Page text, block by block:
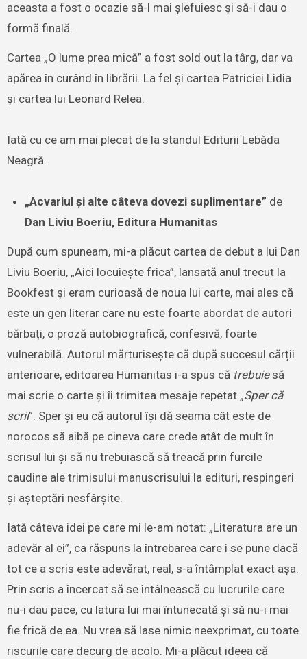
aceasta a fost o ocazie să-l mai șlefuiesc și să-i dau o
formă finală.
Cartea „O lume prea mică” a fost sold out la târg, dar va
apărea în curând în librării. La fel și cartea Patriciei Lidia
și cartea lui Leonard Relea.
Iată cu ce am mai plecat de la standul Editurii Lebăda
Neagră.
„Acvariul și alte câteva dovezi suplimentare” de
Dan Liviu Boeriu, Editura Humanitas
După cum spuneam, mi-a plăcut cartea de debut a lui Dan
Liviu Boeriu, „Aici locuiește frica”, lansată anul trecut la
Bookfest și eram curioasă de noua lui carte, mai ales că
este un gen literar care nu este foarte abordat de autori
bărbați, o proză autobiografică, confesivă, foarte
vulnerabilă. Autorul mărturisește că după succesul cărții
anterioare, editoarea Humanitas i-a spus că trebuiesă
mai scrie o carte și îi trimitea mesaje repetat „Sper că
scrii”. Sper și eu că autorul își dă seama cât este de
norocos să aibă pe cineva care crede atât de mult în
scrisul lui și să nu trebuiască să treacă prin furcile
caudine ale trimisului manuscrisului la edituri, respingeri
și așteptări nesfârșite.
Iată câteva idei pe care mi le-am notat: „Literatura are un
adevăr al ei”, ca răspuns la întrebarea care i se pune dacă
tot ce a scris este adevărat, real, s-a întâmplat exact așa.
Prin scris a încercat să se întâlnească cu lucrurile care
nu-i dau pace, cu latura lui mai întunecată și să nu-i mai
fie frică de ea. Nu vrea să lase nimic neexprimat, cu toate
riscurile care decurg de acolo. Mi-a plăcut ideea că